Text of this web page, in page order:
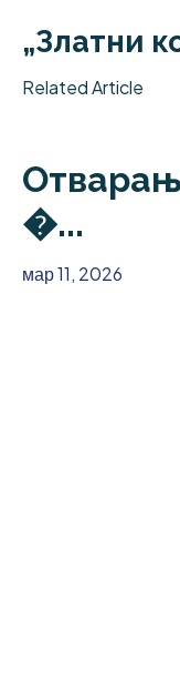
„Златни
Related Article
�...
мар 11, 2026